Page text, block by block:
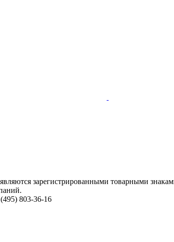
зарегистрированными товарными
803-36-16